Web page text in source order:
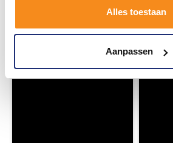
Alles toestaan
Aanpassen